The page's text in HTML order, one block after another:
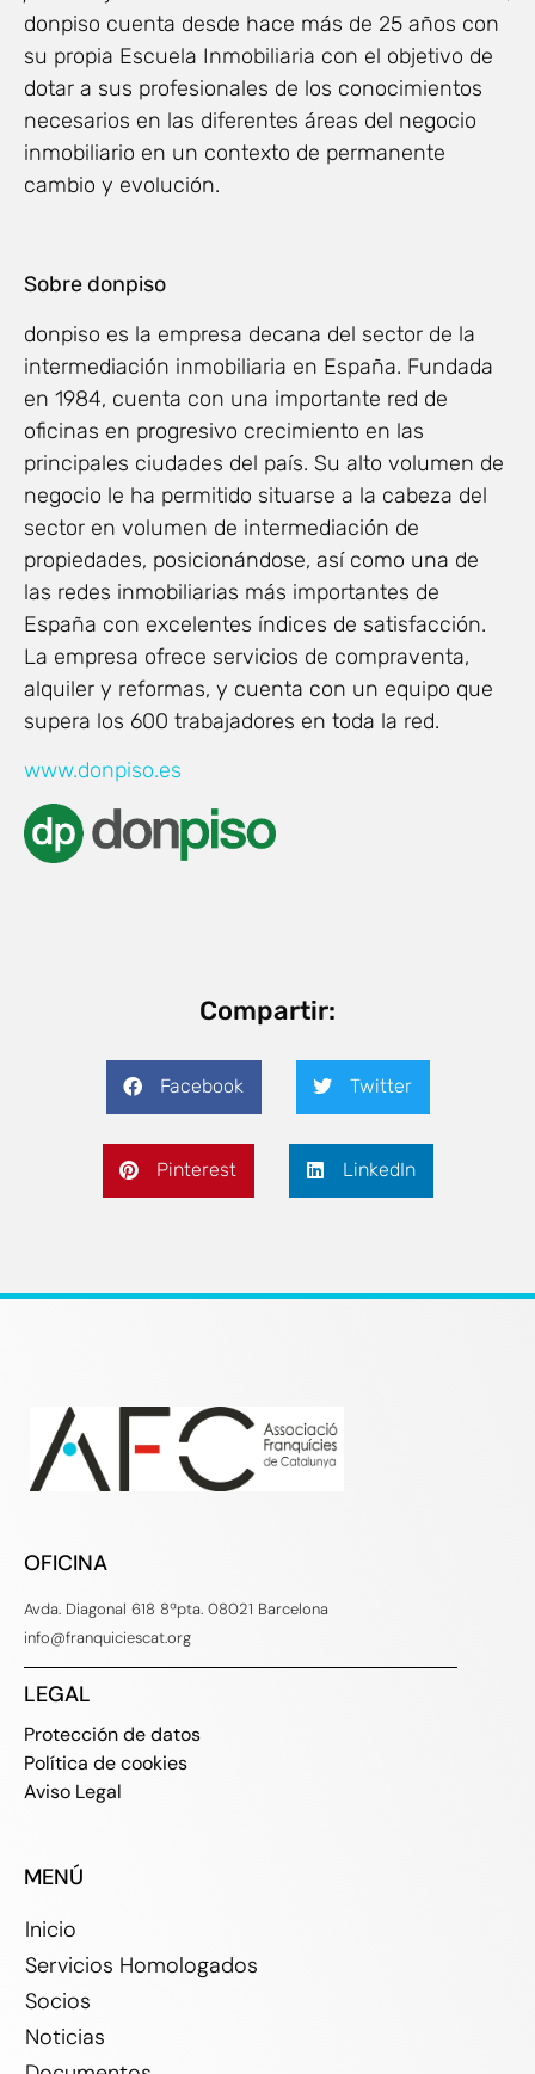
donpiso cuenta desde hace más de 25 años con
su propia Escuela Inmobiliaria con el objetivo de
dotar a sus profesionales de los conocimientos
necesarios en las diferentes áreas del negocio
inmobiliario en un contexto de permanente
cambio y evolución.
Sobre donpiso
donpiso es la empresa decana del sector de la
intermediación inmobiliaria en España. Fundada
en 1984, cuenta con una importante red de
oficinas en progresivo crecimiento en las
principales ciudades del país. Su alto volumen de
negocio le ha permitido situarse a la cabeza del
sector en volumen de intermediación de
propiedades, posicionándose, así como una de
las redes inmobiliarias más importantes de
España con excelentes índices de satisfacción.
La empresa ofrece servicios de compraventa,
alquiler y reformas, y cuenta con un equipo que
supera los 600 trabajadores en toda la red.
www.donpiso.es
Compartir:
Facebook Twitter
Pinterest LinkedIn
OFICINA
Avda. Diagonal 618 8ªpta. 08021 Barcelona
info@franquiciescat.org
LEGAL
Protección de datos
Política de cookies
Aviso Legal
MENÚ
Inicio
Servicios Homologados
Socios
Noticias